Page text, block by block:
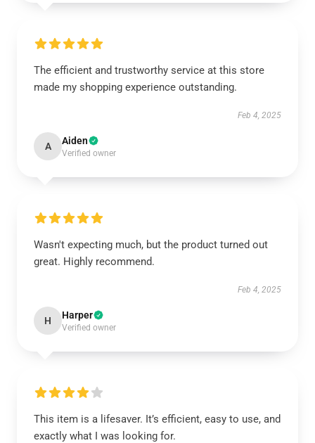
The efficient and trustworthy service at this store
made my shopping experience outstanding.
Feb 4, 2025
A Aiden
Verified owner
Wasn't expecting much, but the product turned out
great. Highly recommend.
Feb 4, 2025
H Harper
Verified owner
This item is a lifesaver. It’s efficient, easy to use, and
exactly what I was looking for.